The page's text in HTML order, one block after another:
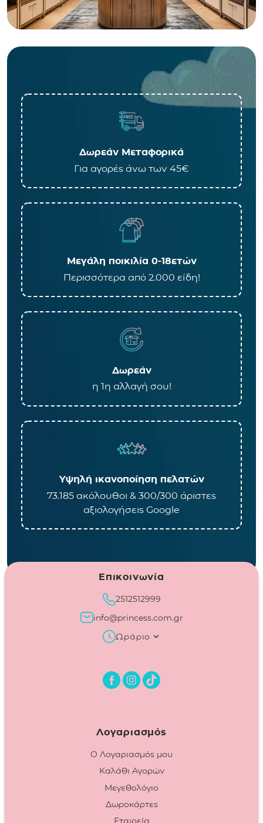
Δωρεάν Μεταφορικά
Για αγορές άνω των 45€
Μεγάλη ποικιλία 0-18ετών
Περισσότερα από 2.000 είδη!
Δωρεάν
η 1η αλλαγή σου!
Υψηλή ικανοποίηση πελατών
73.185 ακόλουθοι & 300/300 άριστες
αξιολογήσεις Google
Επικοινωνία
2512512999
info@princess.com.gr
Ωράριο
Λογαριασμός
Ο Λογαριασμός μου
Καλάθι Αγορών
Μεγεθολόγιο
Δωροκάρτες
Εταιρεία